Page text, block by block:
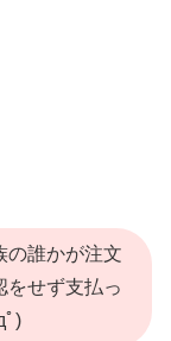
の誰かが注文
をせず支払っ
ﾟ)